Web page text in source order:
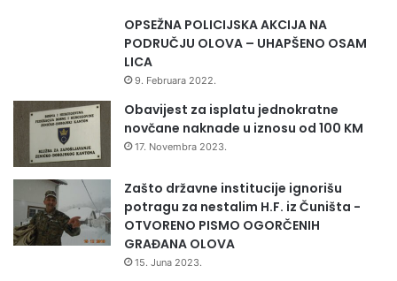
OPSEŽNA POLICIJSKA AKCIJA NA
PODRUČJU OLOVA – UHAPŠENO OSAM
LICA
9. Februara 2022.
Obavijest za isplatu jednokratne
novčane naknade u iznosu od 100 KM
17. Novembra 2023.
Zašto državne institucije ignorišu
potragu za nestalim H.F. iz Čuništa -
OTVORENO PISMO OGORČENIH
GRAĐANA OLOVA
15. Juna 2023.